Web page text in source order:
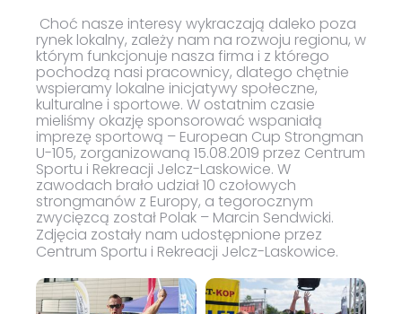
Choć nasze interesy wykraczają daleko poza
rynek lokalny, zależy nam na rozwoju regionu, w
którym funkcjonuje nasza firma i z którego
pochodzą nasi pracownicy, dlatego chętnie
wspieramy lokalne inicjatywy społeczne,
kulturalne i sportowe. W ostatnim czasie
mieliśmy okazję sponsorować wspaniałą
imprezę sportową – European Cup Strongman
U-105, zorganizowaną 15.08.2019 przez Centrum
Sportu i Rekreacji Jelcz-Laskowice. W
zawodach brało udział 10 czołowych
strongmanów z Europy, a tegorocznym
zwycięzcą został Polak – Marcin Sendwicki.
Zdjęcia zostały nam udostępnione przez
Centrum Sportu i Rekreacji Jelcz-Laskowice.